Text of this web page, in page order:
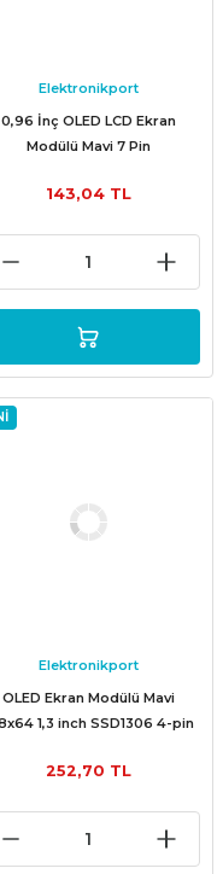
Elektronikport
0,96 İnç OLED LCD Ekran
Modülü Mavi 7 Pin
143,04 TL
Elektronikport
OLED Ekran Modülü Mavi
1,3 inch SSD1306 4-pin
252,70 TL